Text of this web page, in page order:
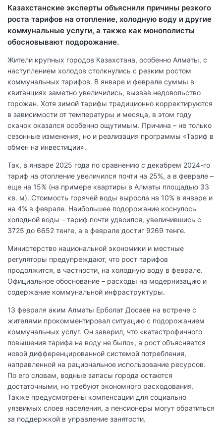
Казахстанские эксперты объяснили причины резкого
роста тарифов на отопление, холодную воду и другие
коммунальные услуги, а также как монополисты
обосновывают подорожание.
Жители крупных городов Казахстана, особенно Алматы, с
наступлением холодов столкнулись с резким ростом
коммунальных тарифов. В январе и феврале суммы в
квитанциях заметно увеличились, вызвав недовольство
горожан. Хотя зимой тарифы традиционно корректируются
в зависимости от температуры и месяца, в этом году
скачок оказался особенно ощутимым. Причина – не только
сезонные изменения, но и реализация программы «Тариф в
обмен на инвестиции».
Так, в январе 2025 года по сравнению с декабрем 2024-го
тариф на отопление увеличился почти на 25%, а в феврале –
еще на 15% (на примере квартиры в Алматы площадью 33
кв. м). Стоимость горячей воды выросла на 10% в январе и
на 4% в феврале. Наибольшее подорожание коснулось
холодной воды – тариф почти удвоился, увеличившись с
3725 до 6652 тенге, а в феврале достиг 9269 тенге.
Министерство национальной экономики и местные
регуляторы предупреждают, что рост тарифов
продолжится, в частности, на холодную воду в феврале.
Официальное обоснование – расходы на модернизацию и
содержание коммунальной инфраструктуры.
13 февраля аким Алматы Ерболат Досаев на встрече с
жителями прокомментировал ситуацию с подорожанием
коммунальных услуг. Он заверил, что «катастрофичного
повышения тарифа на воду не было», а рост объясняется
новой дифференцированной системой потребления,
направленной на рациональное использование ресурсов.
По его словам, водные запасы города остаются
достаточными, но требуют экономного расходования.
Также предусмотрены компенсации для социально
уязвимых слоев населения, а пенсионеры могут обратиться
за поддержкой в управление занятости.